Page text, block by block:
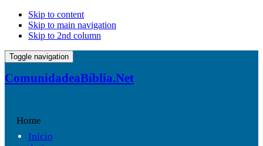
Skip to content
Skip to main navigation
Skip to 2nd column
Toggle navigation
ComunidadeaBíblia.Net
Início
Home